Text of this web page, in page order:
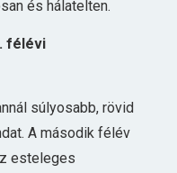
és hálatelten.
félévi
súlyosabb, rövid
A második félév
esteleges